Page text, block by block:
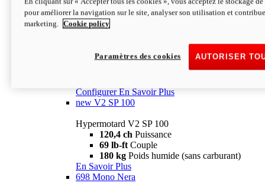
Configurer En Savoir Plus
newV2 SP
69 lb-ftCouple
Poids humide (sans carburant)
Configurer En Savoir Plus
new V2 SP 100
Hypermotard V2 SP 100
120,4 ch Puissance
69 lb-ft Couple
180 kg Poids humide (sans carburant)
En Savoir Plus
698 Mono Nera
pour améliorer la navigation sur le site, analyser son utilisation et
marketing.
Cookie policy
AUTORISER
Paramètres des cookies